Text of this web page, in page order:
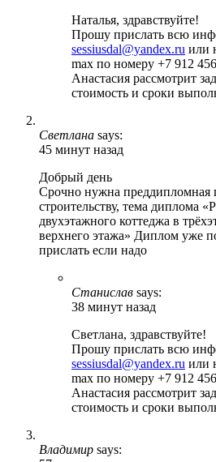
Наталья, здравствуйте!
Прошу прислать всю
sessiusdal@yandex.ru или
max по номеру +7 912
Анастасия рассмотрит
стоимость и сроки
Светлана says:
45 минут назад
Добрый день
Срочно нужна преддипломная
строительству, тема диплома
двухэтажного коттеджа в
верхнего этажа» Диплом уже
прислать если надо
Станислав says:
38 минут назад
Светлана, здравствуйте!
Прошу прислать всю
sessiusdal@yandex.ru или
max по номеру +7 912
Анастасия рассмотрит
стоимость и сроки
Владимир says: